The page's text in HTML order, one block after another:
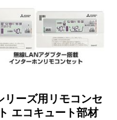
リーズ用リモコンセ
エコキュート部材